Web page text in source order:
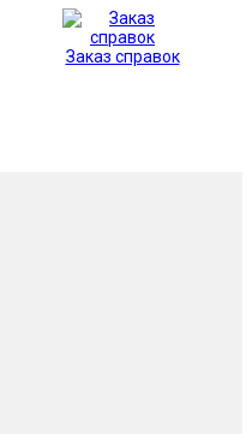
Заказ справок